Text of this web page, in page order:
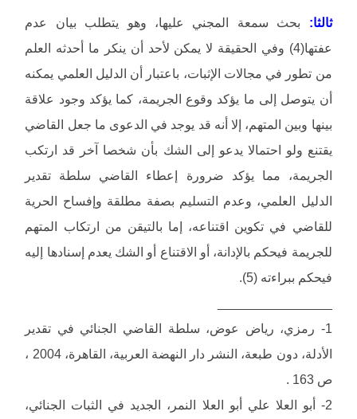
ثالثا:
بحث سمعة المجني عليها، وهو يتطلب بيان عدم
عفتها(4) وفي الحقيقة لا يمكن لأحد أن ينكر ما أحدثه العلم
من تطور في مجالات الإثبات، باعتبار أن الدليل العلمي يمكنه
أن يتوصل إلى ما يؤكد وقوع الجريمة، كما يؤكد وجود علاقة
بينها وبين المتهم، إلا أنه قد يوجد في الدعوى ما جعل القاضي
يقتنع ولو احتمالا يدعو إلى الشك بأن شخصا آخر قد ارتكب
الجريمة، مما يؤكد ضرورة إعطاء القاضي سلطة تقدير
الدليل العلمي، وعدم التسليم بصفة مطلقة وإفساح الحرية
للقاضي في تكوين اقتناعه، إما بالتيقن من ارتكاب المتهم
للجريمة فيحكم بالإدانة، أو الاقتناع أو الشك يعدم إسنادها إليه
فيحكم ببراءته (5).
1- رمزي، رياض عوض، سلطة القاضي الجنائي في تقدير
الأدلة، دون طبعة، النشر دار النهضة العربية، القاهرة، 2004 ،
ص 163 .
2- أبو العلا علي أبو العلا النمر، الجديد في الثبات الجنائي،